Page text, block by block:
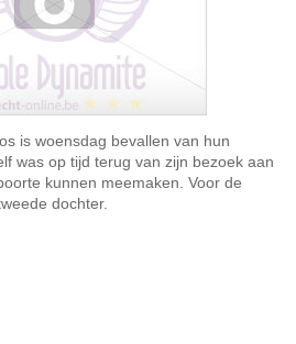
is woensdag bevallen van hun
was op tijd terug van zijn bezoek aan
kunnen meemaken. Voor de
dochter.